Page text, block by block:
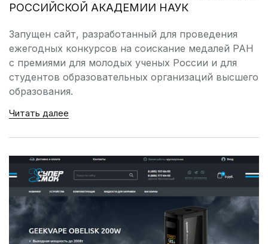
РОССИЙСКОЙ АКАДЕМИИ НАУК
Запущен сайт, разработанный для проведения
ежегодных конкурсов на соискание медалей РАН
с премиями для молодых ученых России и для
студентов образовательных организаций высшего
образования.
Читать далее